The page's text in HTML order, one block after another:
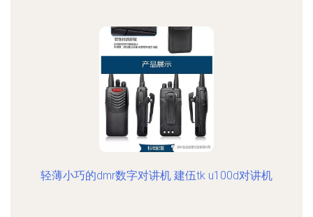
轻薄小巧的dmr数字对讲机 建伍tk u100d对讲机